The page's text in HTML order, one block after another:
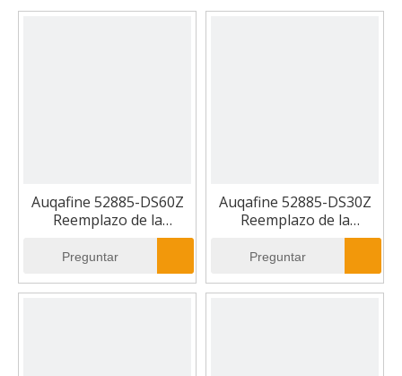
Auqafine 52885-DS60Z
Reemplazo de la
Preguntar
Auqafine 52885-DS30Z
Reemplazo de la
Preguntar